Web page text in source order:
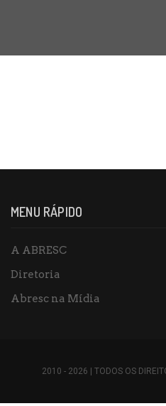
MENU RÁPIDO
A ABRESC
Diretoria
Abresc na Mídia
2010 - 2026 | TODOS OS